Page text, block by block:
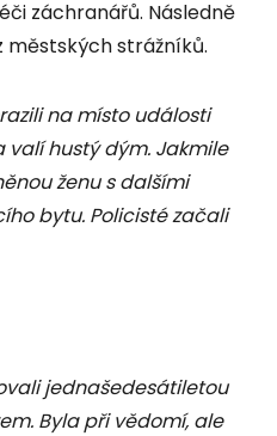
záchranářů. Následně
městských strážníků.
na místo události
valí hustý dým. Jakmile
ženu s dalšími
bytu. Policisté začali
jednašedesátiletou
Byla při vědomí, ale